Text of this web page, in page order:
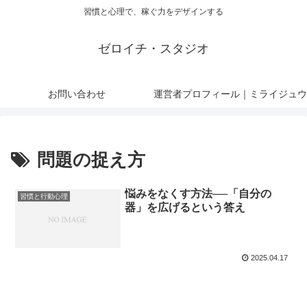
習慣と心理で、稼ぐ力をデザインする
ゼロイチ・スタジオ
お問い合わせ 運営者プロフィール｜ミライジュウ
問題の捉え方
習慣と行動心理
悩みをなくす方法──「自分の
器」を広げるという答え
2025.04.17